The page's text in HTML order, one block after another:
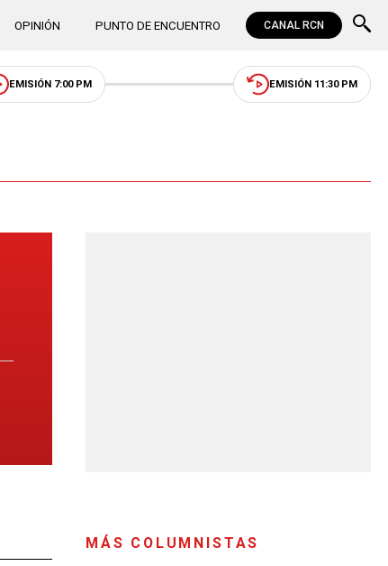
OPINIÓN PUNTO DE ENCUENTRO CANAL RCN
EMISIÓN 7:00 PM EMISIÓN 11:30 PM
MÁS COLUMNISTAS